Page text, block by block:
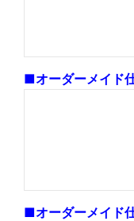
■オーダーメイド
■オーダーメイド